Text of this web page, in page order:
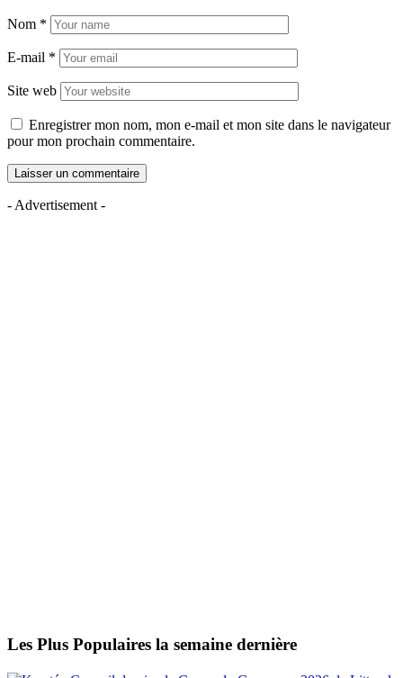
Nom *
E-mail *
Site web
Enregistrer mon nom, mon e-mail et mon site dans le navigateur
pour mon prochain commentaire.
- Advertisement -
Les Plus Populaires la semaine dernière